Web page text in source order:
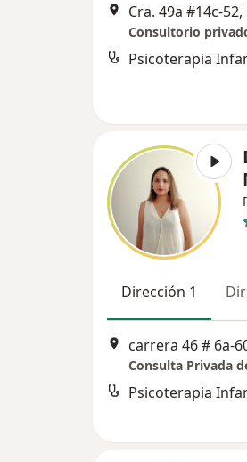
Cra. 49a #14c-52,
Psicoterapia
Dirección 1
carrera 46 # 6a-
Psicoterapia